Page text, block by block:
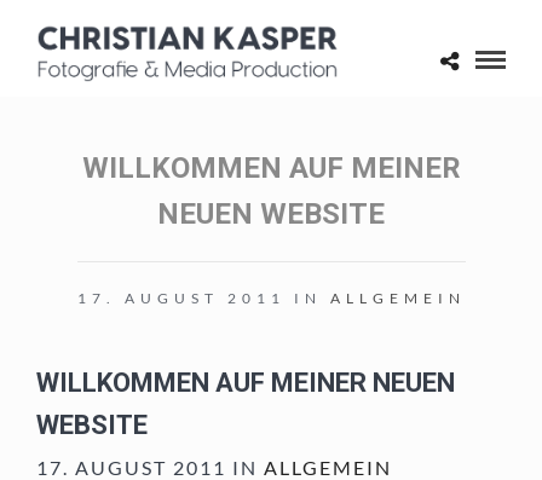
WILLKOMMEN AUF MEINER
NEUEN WEBSITE
17. AUGUST 2011 IN ALLGEMEIN
WILLKOMMEN AUF MEINER NEUEN
WEBSITE
17. AUGUST 2011 IN ALLGEMEIN